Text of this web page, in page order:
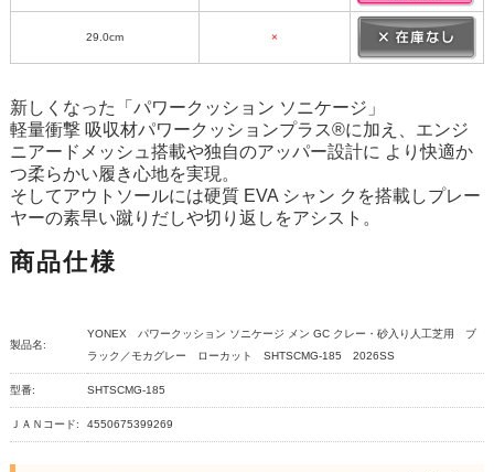
29.0cm ×
新しくなった「パワークッション ソニケージ」
軽量衝撃 吸収材パワークッションプラス®に加え、エンジ
ニアードメッシュ搭載や独自のアッパー設計に より快適か
つ柔らかい履き心地を実現。
そしてアウトソールには硬質 EVA シャン クを搭載しプレー
ヤーの素早い蹴りだしや切り返しをアシスト。
商品仕様
製品名:
YONEX パワークッション ソニケージ メン GC クレー・砂入り人工芝用 ブ
ラック／モカグレー ローカット SHTSCMG-185 2026SS
型番: SHTSCMG-185
ＪＡＮコード: 4550675399269